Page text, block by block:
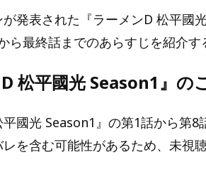
発表された『ラーメンD 松平國
ら最終話までのあらすじを紹介す
D 松平國光 Season1』
平國光 Season1』の第1話から第
を含む可能性があるため、未視